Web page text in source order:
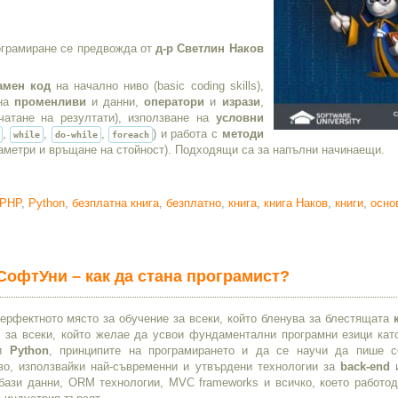
се предвожда отд-р Светлин Наков
код на начално ниво (basic coding skills),
променливи и данни,оператори и изрази
на резултати), използване на условни
while do-while foreach ) и работа с методи
и връщане на стойност). Подходящи са за напълни начинаещи.
, Python, безплатна книга, безплатно, книга, книга Наков, книги,
– как да стана програмист?
място за обучение за всеки, който бленува за блестящата
за всеки, който желае да усвои фундаментални програмни езици
Python , принципите на програмирането и да се научи да пише
използвайки най-съвременни и утвърдени технологии за back-end
данни, ORM технологии, MVC frameworks и всичко, което